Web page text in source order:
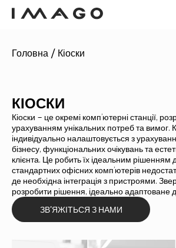
POS-ТЕРМІНАЛИ
ГРОШОВІ ЯЩИКИ
ПРОМИСЛОВИЙ МІНІ-ПК
КІОСКИ
ЗЧИТУВАЧІ ШТРИХ-КОДІВ
ДЕРЕВО ІМАГО
Головна / Кіоски
КІОСКИ
Кіоски – це окремі комп’ютерні станції,
урахуванням унікальних потреб та вимог.
індивідуально налаштовується з
бізнесу, функціональних очікувань та
клієнта. Це робить їх ідеальним
стандартних офісних комп’ютерів
де необхідна інтеграція з пристроями.
розробити рішення, ідеально адаптоване
ЗВ'ЯЖІТЬСЯ З НАМИ